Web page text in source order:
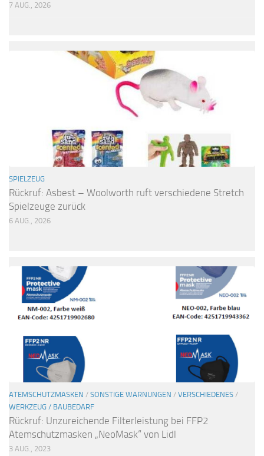
7 AUG., 2026
SPIELZEUG
Rückruf: Asbest – Woolworth ruft verschiedene Stretch
Spielzeuge zurück
6 AUG., 2026
ATEMSCHUTZMASKEN / SONSTIGE WARNUNGEN / VERSCHIEDENES /
WERKZEUG / BAUBEDARF
Rückruf: Unzureichende Filterleistung bei FFP2
Atemschutzmasken „NeoMask“ von Lidl
3 AUG., 2023